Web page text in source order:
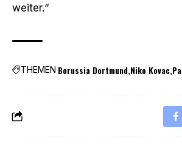
weiter.“
THEMEN Borussia Dortmund Niko Kovac